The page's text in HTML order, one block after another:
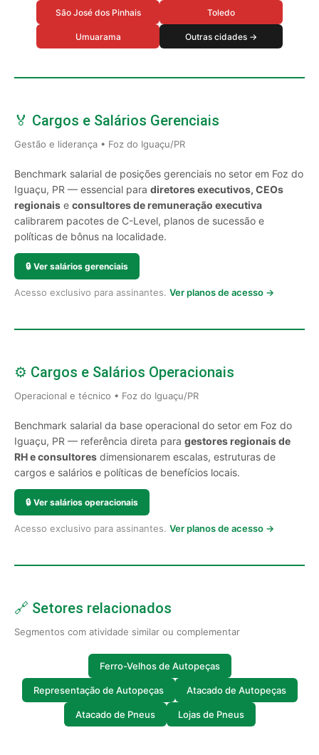
São José dos Pinhais Toledo
Umuarama Outras cidades →
🏅 Cargos e Salários Gerenciais
Gestão e liderança • Foz do Iguaçu/PR
Benchmark salarial de posições gerenciais no setor em Foz do
Iguaçu, PR — essencial para diretores executivos, CEOs
regionais e consultores de remuneração executiva
calibrarem pacotes de C-Level, planos de sucessão e
políticas de bônus na localidade.
🔒 Ver salários gerenciais
Acesso exclusivo para assinantes. Ver planos de acesso →
⚙️ Cargos e Salários Operacionais
Operacional e técnico • Foz do Iguaçu/PR
Benchmark salarial da base operacional do setor em Foz do
Iguaçu, PR — referência direta para gestores regionais de
RH e consultores dimensionarem escalas, estruturas de
cargos e salários e políticas de benefícios locais.
🔒 Ver salários operacionais
Acesso exclusivo para assinantes. Ver planos de acesso →
🔗 Setores relacionados
Segmentos com atividade similar ou complementar
Ferro-Velhos de Autopeças
Representação de Autopeças Atacado de Autopeças
Atacado de Pneus Lojas de Pneus